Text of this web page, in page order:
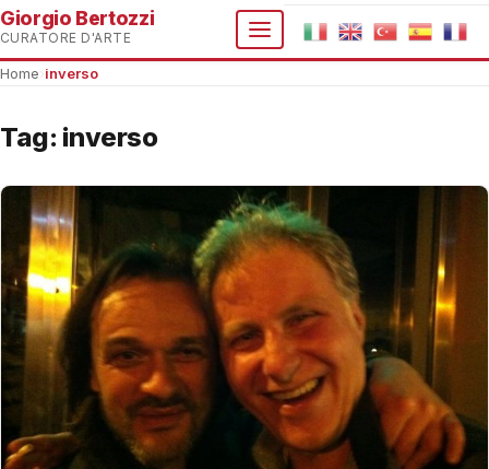
Giorgio Bertozzi
CURATORE D'ARTE
Home inverso
Tag: inverso